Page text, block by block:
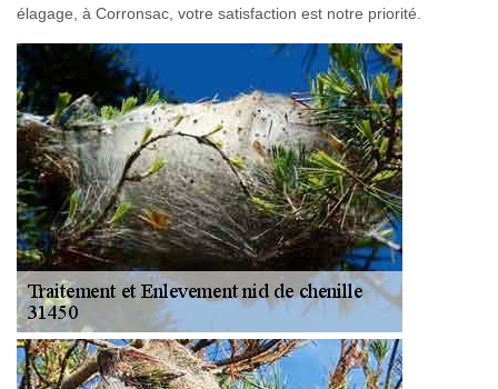
élagage, à Corronsac, votre satisfaction est notre priorité.